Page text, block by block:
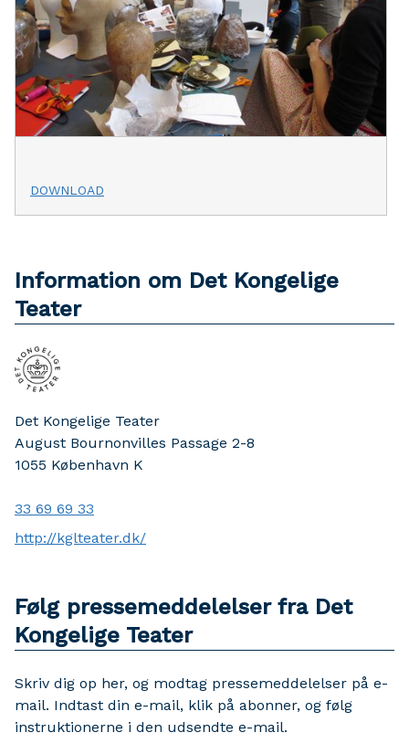
DOWNLOAD
Information om Det Kongelige
Teater
Det Kongelige Teater
August Bournonvilles Passage 2-8
1055 København K
33 69 69 33
http://kglteater.dk/
Følg pressemeddelelser fra Det
Kongelige Teater
Skriv dig op her, og modtag pressemeddelelser på e-
mail. Indtast din e-mail, klik på abonner, og følg
instruktionerne i den udsendte e-mail.